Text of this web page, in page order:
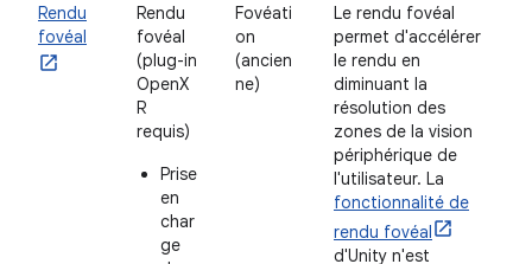
Rendu
fovéal
Rendu
fovéal
(plug-in
OpenX
R
requis)
Prise
en
char
ge
Fovéati
on
(ancien
ne)
Le rendu fovéal
permet d'accélérer
le rendu en
diminuant la
résolution des
zones de la vision
périphérique de
l'utilisateur. La
fonctionnalité de
rendu fovéal
d'Unity n'est